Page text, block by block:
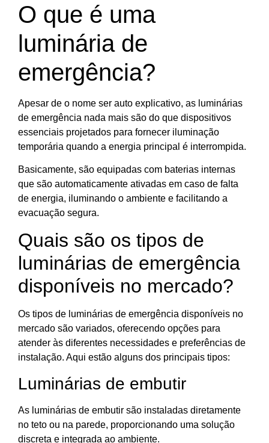
O que é uma
luminária de
emergência?
Apesar de o nome ser auto explicativo, as luminárias
de emergência nada mais são do que dispositivos
essenciais projetados para fornecer iluminação
temporária quando a energia principal é interrompida.
Basicamente, são equipadas com baterias internas
que são automaticamente ativadas em caso de falta
de energia, iluminando o ambiente e facilitando a
evacuação segura.
Quais são os tipos de
luminárias de emergência
disponíveis no mercado?
Os tipos de luminárias de emergência disponíveis no
mercado são variados, oferecendo opções para
atender às diferentes necessidades e preferências de
instalação. Aqui estão alguns dos principais tipos:
Luminárias de embutir
As luminárias de embutir são instaladas diretamente
no teto ou na parede, proporcionando uma solução
discreta e integrada ao ambiente.